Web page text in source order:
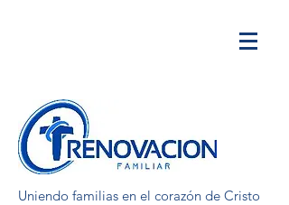
Uniendo familias en el corazón de Cristo